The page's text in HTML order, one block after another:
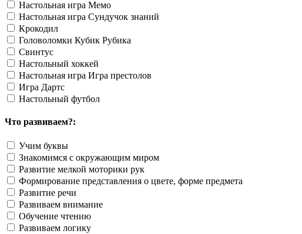
Настольная игра Мемо
Настольная игра Сундучок знаний
Крокодил
Головоломки Кубик Рубика
Свинтус
Настольный хоккей
Настольная игра Игра престолов
Игра Дартс
Настольный футбол
Что развиваем?:
Учим буквы
Знакомимся с окружающим миром
Развитие мелкой моторики рук
Формирование представления о цвете, форме предмета
Развитие речи
Развиваем внимание
Обучение чтению
Развиваем логику